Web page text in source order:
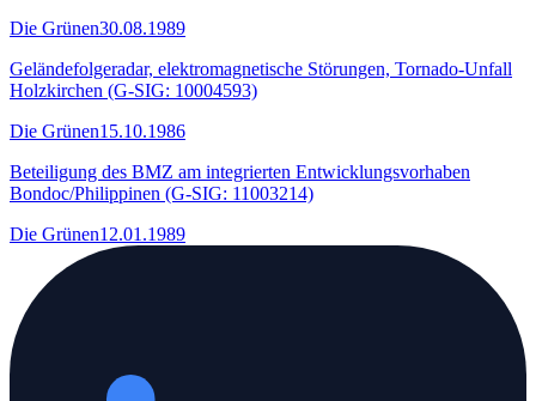
Die Grünen30.08.1989
Geländefolgeradar, elektromagnetische Störungen, Tornado-Unfall
Holzkirchen (G-SIG: 10004593)
Die Grünen15.10.1986
Beteiligung des BMZ am integrierten Entwicklungsvorhaben
Bondoc/Philippinen (G-SIG: 11003214)
Die Grünen12.01.1989